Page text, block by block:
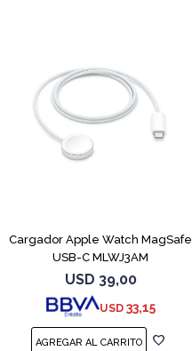
Cargador Apple Watch MagSafe
USB-C MLWJ3AM
USD 39,00
USD 33,15